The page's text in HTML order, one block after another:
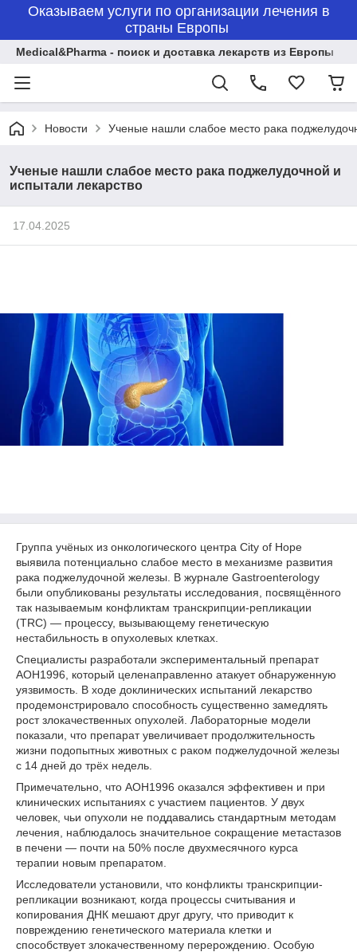
Оказываем услуги по организации лечения в
страны Европы
Medical&Pharma - поиск и доставка лекарств из Европы
Новости Ученые нашли слабое место рака
Ученые нашли слабое место рака поджелудочной и
испытали лекарство
17.04.2025
Группа учёных из онкологического центра City of Hope
выявила потенциально слабое место в механизме развития
рака поджелудочной железы. В журнале Gastroenterology
были опубликованы результаты исследования, посвящённого
так называемым конфликтам транскрипции-репликации
(TRC) — процессу, вызывающему генетическую
нестабильность в опухолевых клетках.
Специалисты разработали экспериментальный препарат
AOH1996, который целенаправленно атакует обнаруженную
уязвимость. В ходе доклинических испытаний лекарство
продемонстрировало способность существенно замедлять
рост злокачественных опухолей. Лабораторные модели
показали, что препарат увеличивает продолжительность
жизни подопытных животных с раком поджелудочной железы
с 14 дней до трёх недель.
Примечательно, что AOH1996 оказался эффективен и при
клинических испытаниях с участием пациентов. У двух
человек, чьи опухоли не поддавались стандартным методам
лечения, наблюдалось значительное сокращение метастазов
в печени — почти на 50% после двухмесячного курса
терапии новым препаратом.
Исследователи установили, что конфликты транскрипции-
репликации возникают, когда процессы считывания и
копирования ДНК мешают друг другу, что приводит к
повреждению генетического материала клетки и
способствует злокачественному перерождению. Особую